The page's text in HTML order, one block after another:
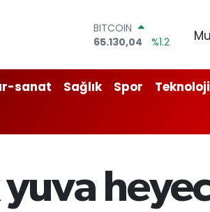
65.130,04
DOLAR
EURO
55,1652
%0.27
STERLİN
6618.49
%2.12
sanat Sağlık Spor
Teknoloji